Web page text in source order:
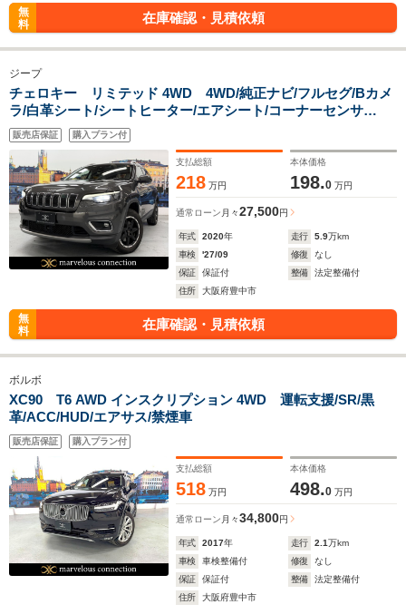
無
料
在庫確認・見積依頼
ジープ
チェロキー リミテッド 4WD 4WD/純正ナビ/フルセグ/Bカメ
ラ/白革シート/シートヒーター/エアシート/コーナーセンサ
ー/BSM/ACC/LKA/前後ドライブレコーダー/パドルシフト/ETC/
ルーフレール
販売店保証 購入プラン付
支払総額
218 万円
本体価格
198.0 万円
通常ローン 月々27,500円
年式 2020年 走行 5.9万km
車検
'27/09 修復
なし
保証
保証付 整備
法定整備付
住所
大阪府豊中市
無
料
在庫確認・見積依頼
ボルボ
XC90 T6 AWD インスクリプション 4WD 運転支援/SR/黒
革/ACC/HUD/エアサス/禁煙車
販売店保証 購入プラン付
支払総額
518 万円
本体価格
498.0 万円
通常ローン 月々34,800円
年式 2017年 走行 2.1万km
車検
車検整備付 修復
なし
保証
保証付 整備
法定整備付
住所
大阪府豊中市